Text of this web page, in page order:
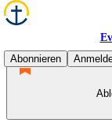
Abonnieren